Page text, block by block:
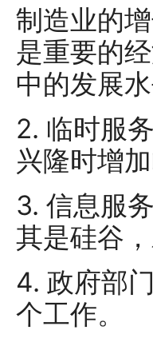
制造业的
是重要的
中的发展
2. 临时服
兴隆时增
3. 信息服
其是硅谷
4. 政府部
个工作。